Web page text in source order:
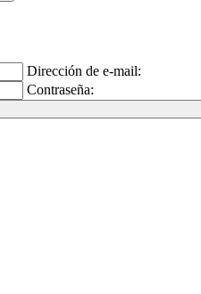
Dirección de e-mail:
Contraseña: